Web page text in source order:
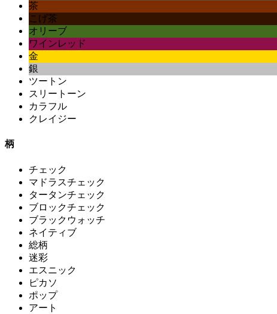
茶
こげ茶
オリーブ
ワインレッド
金
銀
ツートン
スリートーン
カラフル
クレイジー
柄
チェック
マドラスチェック
タータンチェック
ブロックチェック
ブラックウォッチ
ネイティブ
総柄
迷彩
エスニック
ピカソ
ポップ
アート